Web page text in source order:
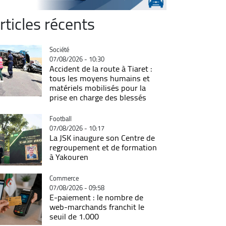
récents
Catégorie
Société
07/08/2026 - 10:30
Accident de la route à Tiaret :
tous les moyens humains et
matériels mobilisés pour la
prise en charge des blessés
Catégorie
Football
07/08/2026 - 10:17
La JSK inaugure son Centre de
regroupement et de formation
à Yakouren
Catégorie
Commerce
07/08/2026 - 09:58
E-paiement : le nombre de
web-marchands franchit le
seuil de 1.000